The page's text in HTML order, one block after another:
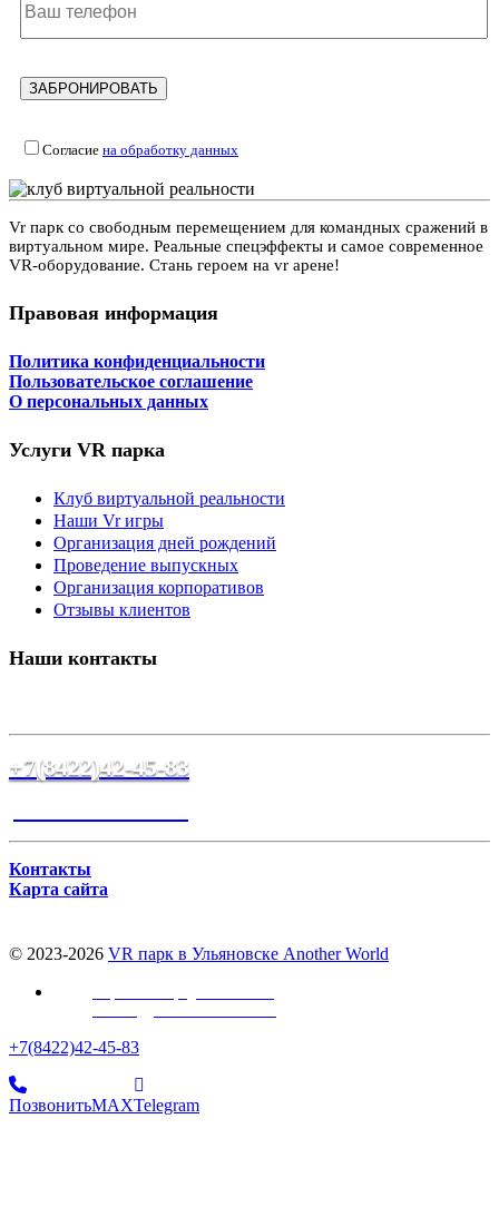
Согласие на обработку данных
Vr парк со свободным перемещением для командных сражений в
виртуальном мире. Реальные спецэффекты и самое современное
VR-оборудование. Стань героем на vr арене!
Правовая информация
Политика конфиденциальности
Пользовательское соглашение
О персональных данных
Услуги VR парка
Клуб виртуальной реальности
Наши Vr игры
Организация дней рождений
Проведение выпускных
Организация корпоративов
Отзывы клиентов
Наши контакты
+7(8422)42-45-83
Контакты
Карта сайта
© 2023-2026 VR парк в Ульяновске Another World
+7(8422)42-45-83
ПозвонитьMAXTelegram